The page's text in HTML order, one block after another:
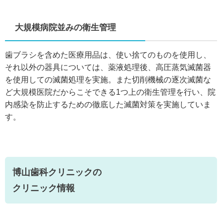
大規模病院並みの衛生管理
歯ブラシを含めた医療用品は、使い捨てのものを使用し、
それ以外の器具については、薬液処理後、高圧蒸気滅菌器
を使用しての滅菌処理を実施。また切削機械の逐次滅菌な
ど大規模医院だからこそできる1つ上の衛生管理を行い、院
内感染を防止するための徹底した滅菌対策を実施していま
す。
博山歯科クリニックの
クリニック情報